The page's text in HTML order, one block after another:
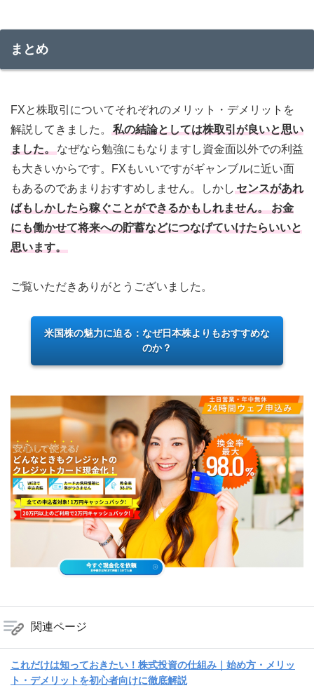
まとめ
FXと株取引についてそれぞれのメリット・デメリットを
解説してきました。
私の結論としては株取引が良いと思い
ました。なぜなら勉強にもなりますし資金面以外での利益
も大きいからです。FXもいいですがギャンブルに近い面
もあるのであまりおすすめしません。しかし センスがあれ
ばもしかしたら稼ぐことができるかもしれません。 お金
にも働かせて将来への貯蓄などにつなげていけたらいいと
思います。
ご覧いただきありがとうございました。
米国株の魅力に迫る：なぜ日本株よりもおすすめな
のか？
関連ページ
これだけは知っておきたい！株式投資の仕組み｜始め方・メリッ
ト・デメリットを初心者向けに徹底解説